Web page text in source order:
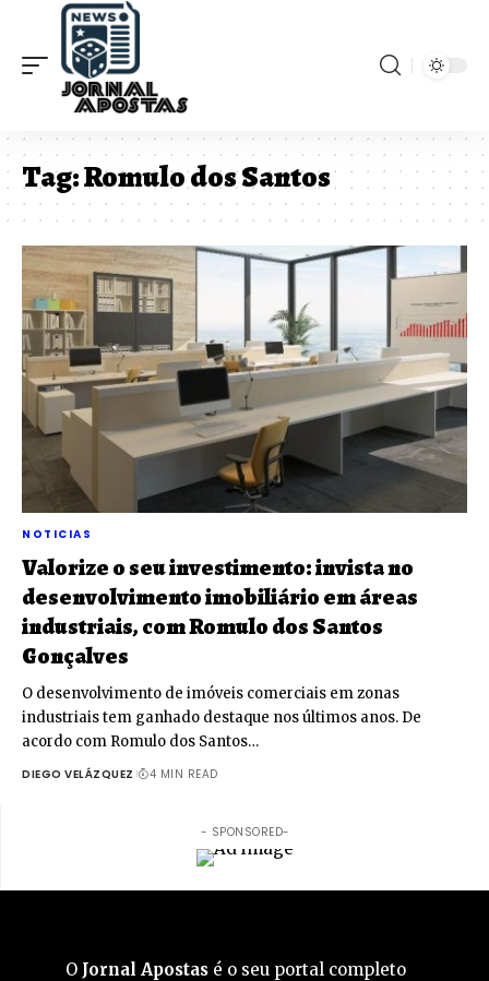
Tag:Romulo dos Santos
NOTICIAS
Valorize o seu investimento: invista no
desenvolvimento imobiliário em áreas
industriais, com Romulo dos Santos
Gonçalves
O desenvolvimento de imóveis comerciais em zonas
industriais tem ganhado destaque nos últimos anos. De
acordo com Romulo dos Santos…
DIEGO VELÁZQUEZ 4 MIN READ
- SPONSORED-
O Jornal Apostas é o seu portal completo